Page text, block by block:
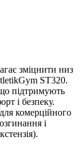
зміцнити низ
ST320.
підтримують
і безпеку.
комерційного
і